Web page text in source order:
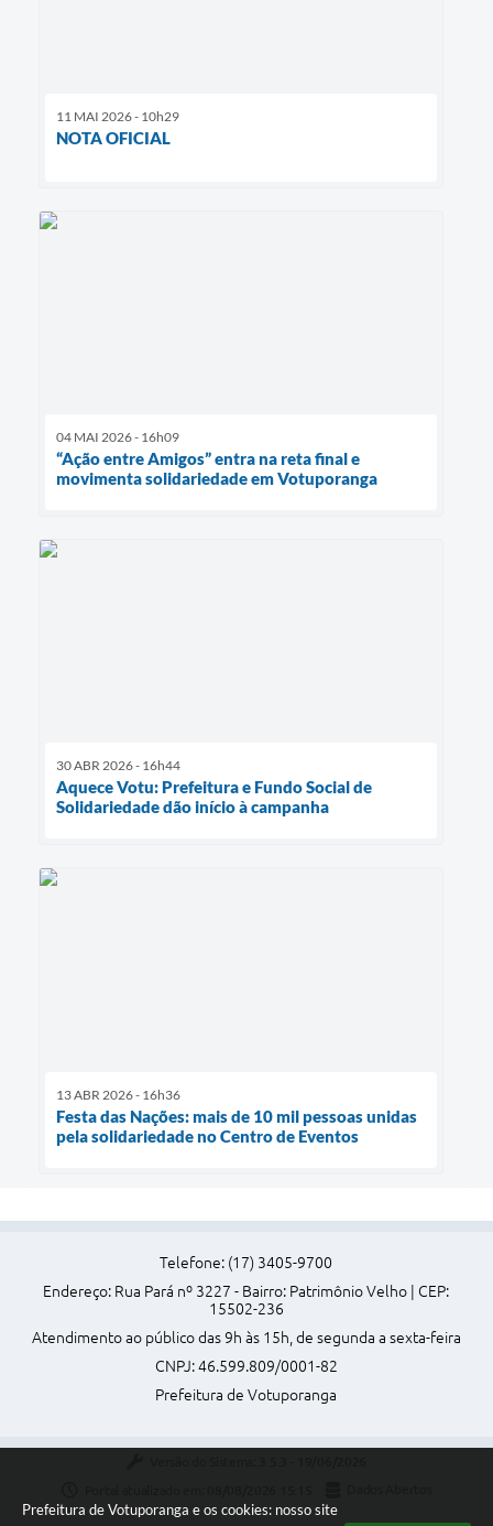
Prefeitura de Votuporanga e os cookies: nosso site
11 MAI 2026 - 10h29
NOTA OFICIAL
04 MAI 2026 - 16h09
“Ação entre Amigos” entra na reta final e
movimenta solidariedade em Votuporanga
30 ABR 2026 - 16h44
Aquece Votu: Prefeitura e Fundo Social de
Solidariedade dão início à campanha
13 ABR 2026 - 16h36
Festa das Nações: mais de 10 mil pessoas unidas
pela solidariedade no Centro de Eventos
Telefone: (17) 3405-9700
Endereço: Rua Pará nº 3227 - Bairro: Patrimônio Velho | CEP:
15502-236
Atendimento ao público das 9h às 15h, de segunda a sexta-feira
CNPJ: 46.599.809/0001-82
Prefeitura de Votuporanga